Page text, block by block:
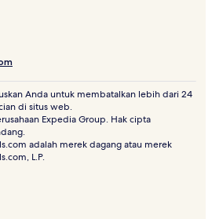
Anda untuk membatalkan lebih dari 24
di situs web.
Expedia Group. Hak cipta
adalah merek dagang atau merek
L.P.